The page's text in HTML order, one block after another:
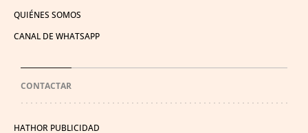
QUIÉNES SOMOS
CANAL DE WHATSAPP
CONTACTAR
HATHOR PUBLICIDAD